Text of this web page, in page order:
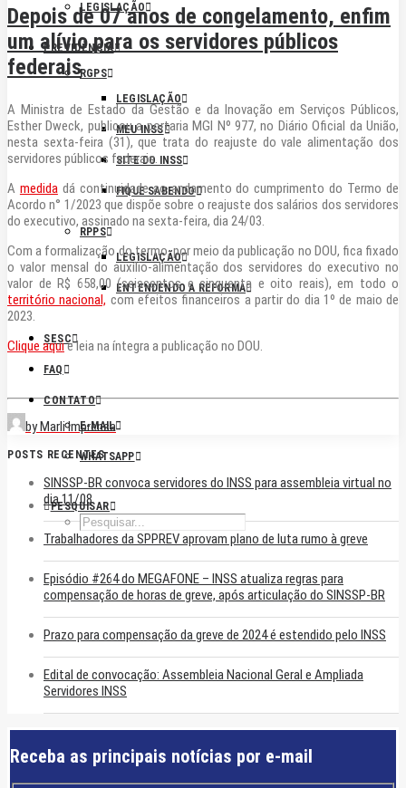
LEGISLAÇÃO
PREVIDÊNCIA
RGPS
LEGISLAÇÃO
MEU INSS
SITE DO INSS
FIQUE SABENDO
RPPS
LEGISLAÇÃO
ENTENDENDO A REFORMA
SESC
FAQ
CONTATO
E-MAIL
WHATSAPP
PESQUISAR
Depois de 07 anos de congelamento, enfim
um alívio para os servidores públicos
federais
A Ministra de Estado da Gestão e da Inovação em Serviços Públicos,
Esther Dweck, publicou a portaria MGI Nº 977, no Diário Oficial da União,
nesta sexta-feira (31), que trata do reajuste do vale alimentação dos
servidores públicos federais.
A medidadá continuidade ao andamento do cumprimento do Termo de
Acordo n° 1/2023 que dispõe sobre o reajuste dos salários dos servidores
do executivo, assinado na sexta-feira, dia 24/03.
Com a formalização do termo, por meio da publicação no DOU, fica fixado
o valor mensal do auxílio-alimentação dos servidores do executivo no
valor de R$ 658,00 (seiscentos e cinquenta e oito reais), em todo o
território nacional, com efeitos financeiros a partir do dia 1º de maio de
2023.
Clique aquie leia na íntegra a publicação no DOU.
by Marli Imprensa
POSTS RECENTES
SINSSP-BR convoca servidores do INSS para assembleia virtual no
dia 11/08
Trabalhadores da SPPREV aprovam plano de luta rumo à greve
Episódio #264 do MEGAFONE – INSS atualiza regras para
compensação de horas de greve, após articulação do SINSSP-BR
Prazo para compensação da greve de 2024 é estendido pelo INSS
Edital de convocação: Assembleia Nacional Geral e Ampliada
Servidores INSS
Receba as principais notícias por e-mail